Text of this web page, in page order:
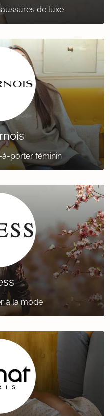
de luxe
à-porter féminin
à la mode